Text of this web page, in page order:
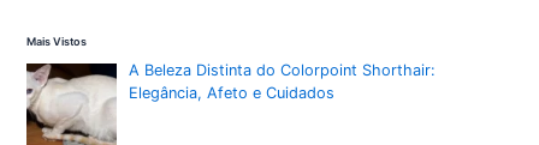
perfeito
Mais Vistos
A Beleza Distinta do Colorpoint Shorthair:
Elegância, Afeto e Cuidados